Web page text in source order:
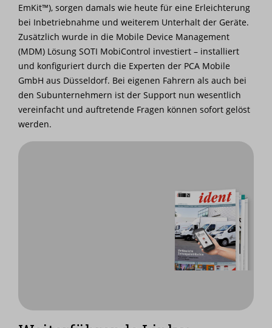
EmKit™), sorgen damals wie heute für eine Erleichterung
bei Inbetriebnahme und weiterem Unterhalt der Geräte.
Zusätzlich wurde in die Mobile Device Management
(MDM) Lösung SOTI MobiControl investiert – installiert
und konfiguriert durch die Experten der PCA Mobile
GmbH aus Düsseldorf. Bei eigenen Fahrern als auch bei
den Subunternehmern ist der Support nun wesentlich
vereinfacht und auftretende Fragen können sofort gelöst
werden.